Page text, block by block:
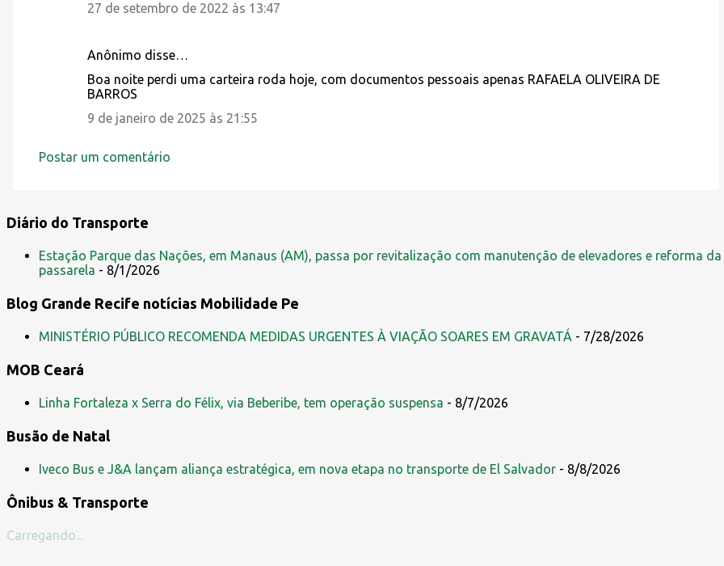
27 de setembro de 2022 às 13:47
Anônimo disse…
Boa noite perdi uma carteira roda hoje, com documentos pessoais apenas RAFAELA OLIVEIRA DE
BARROS
9 de janeiro de 2025 às 21:55
Postar um comentário
Diário do Transporte
Estação Parque das Nações, em Manaus (AM), passa por revitalização com manutenção de elevadores e reforma da
passarela - 8/1/2026
Blog Grande Recife notícias Mobilidade Pe
MINISTÉRIO PÚBLICO RECOMENDA MEDIDAS URGENTES À VIAÇÃO SOARES EM GRAVATÁ - 7/28/2026
MOB Ceará
Linha Fortaleza x Serra do Félix, via Beberibe, tem operação suspensa - 8/7/2026
Busão de Natal
Iveco Bus e J&A lançam aliança estratégica, em nova etapa no transporte de El Salvador - 8/8/2026
Ônibus & Transporte
Carregando...